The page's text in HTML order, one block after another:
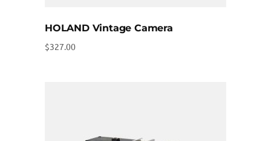
HOLAND Vintage Camera
$327.00